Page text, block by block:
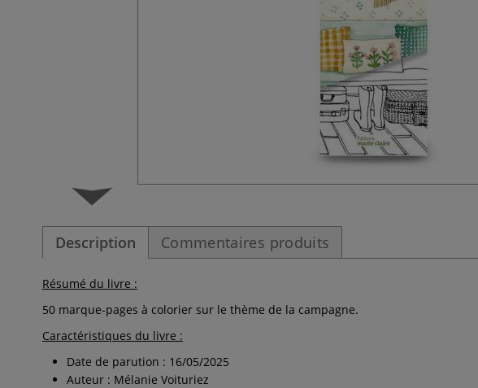
Description Commentaires produits
Résumé du livre :
50 marque-pages à colorier sur le thème de la campagne.
Caractéristiques du livre :
Date de parution : 16/05/2025
Auteur : Mélanie Voituriez